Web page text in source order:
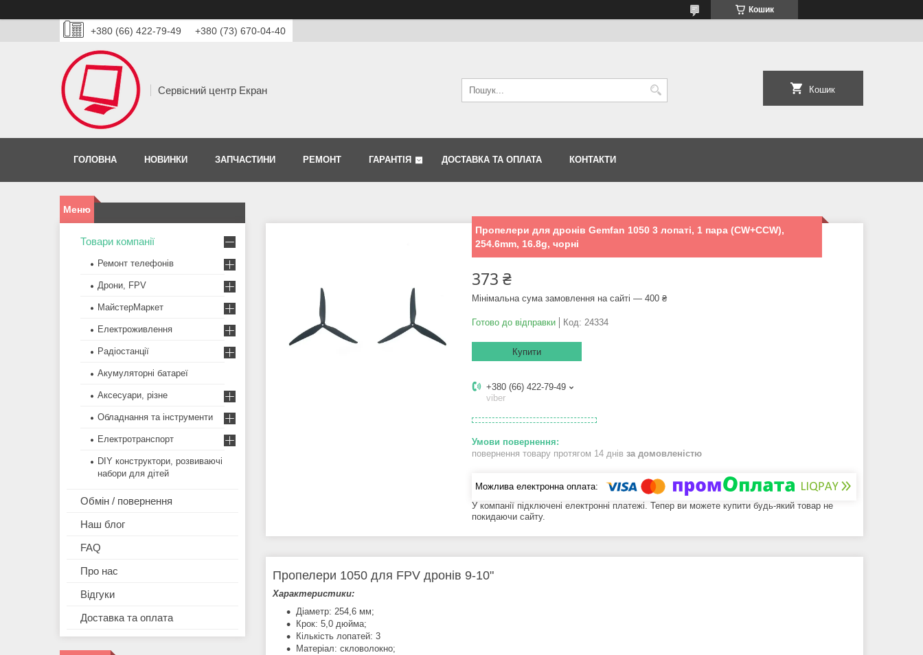
Кошик
+380 (66) 422-79-49 +380 (73) 670-04-40
Сервісний центр Екран Кошик
ГОЛОВНА НОВИНКИ ЗАПЧАСТИНИ РЕМОНТ ГАРАНТІЯ ДОСТАВКА ТА ОПЛАТА КОНТАКТИ
Пропелери для дронів Gemfan 1050 3 лопаті, 1 пара (CW+CCW),
254.6mm, 16.8g, чорні
373 ₴
Мінімальна сума замовлення на сайті — 400 ₴
Готово до відправки Код: 24334
Купити
+380 (66) 422-79-49
viber
повернення товару протягом 14 днів за домовленістю
У компанії підключені електронні платежі. Тепер ви можете купити будь-який товар не
покидаючи сайту.
Пропелери 1050 для FPV дронів 9-10"
Характеристики:
Діаметр: 254,6 мм;
Крок: 5,0 дюйма;
Кількість лопатей: 3
Матеріал: скловолокно;
Товари компанії
Ремонт телефонів
Дрони, FPV
МайстерМаркет
Електроживлення
Радіостанції
Акумуляторні батареї
Аксесуари, різне
Обладнання та інструменти
Електротранспорт
DIY конструктори, розвиваючі
набори для дітей
Обмін / повернення
Наш блог
FAQ
Про нас
Відгуки
Доставка та оплата